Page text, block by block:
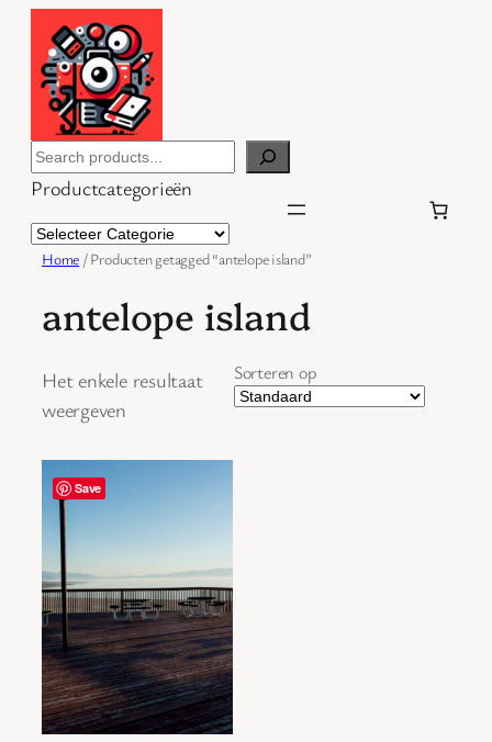
inhoud
Search
Productcategorieën
Home / Producten getagged “antelope island”
antelope island
Het enkele resultaat
weergeven
Sorteren op
Save